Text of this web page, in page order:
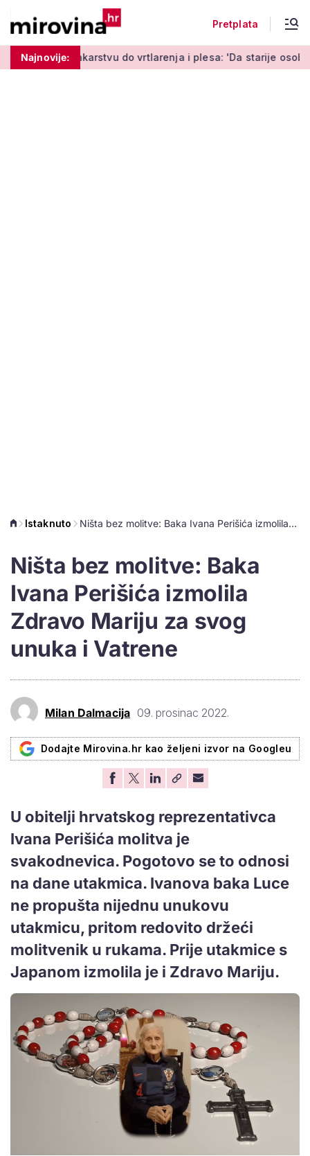
Pretplata
Najnovije:
do vrtlarenja i plesa: 'Da starije osobe ne ostavimo
Istaknuto Ništa bez molitve: Baka Ivana Perišića izmolila Zdravo Mariju za svog unuka i Vatrene
Ništa bez molitve: Baka
Ivana Perišića izmolila
Zdravo Mariju za svog
unuka i Vatrene
Milan Dalmacija 09. prosinac 2022.
Dodajte Mirovina.hr kao željeni izvor na Googleu
U obitelji hrvatskog reprezentativca
Ivana Perišića molitva je
svakodnevica. Pogotovo se to odnosi
na dane utakmica. Ivanova baka Luce
ne propušta nijednu unukovu
utakmicu, pritom redovito držeći
molitvenik u rukama. Prije utakmice s
Japanom izmolila je i Zdravo Mariju.